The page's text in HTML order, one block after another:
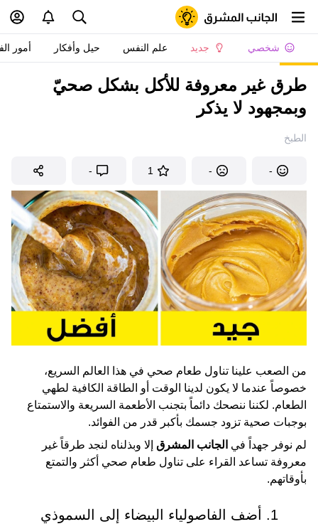
شخصي جديد علم النفس حيل وأفكار أمور
طرق غير معروفة للأكل بشكل صحيّ
وبمجهود لا يذكر
الطبخ
-
-
1
-
من الصعب علينا تناول طعام صحي في هذا العالم السريع،
خصوصاً عندما لا يكون لدينا الوقت أو الطاقة الكافية لطهي
الطعام. لكننا ننصحك دائماً بتجنب الأطعمة السريعة والاستمتاع
بوجبات صحية تزود جسمك بأكبر قدر من الفوائد.
لم نوفر جهداً في الجانب المشرق إلا وبذلناه لنجد طرقاً غير
معروفة تساعد القراء على تناول طعام صحي أكثر والتمتع
بأوقاتهم.
1. أضف الفاصولياء البيضاء إلى السموذي